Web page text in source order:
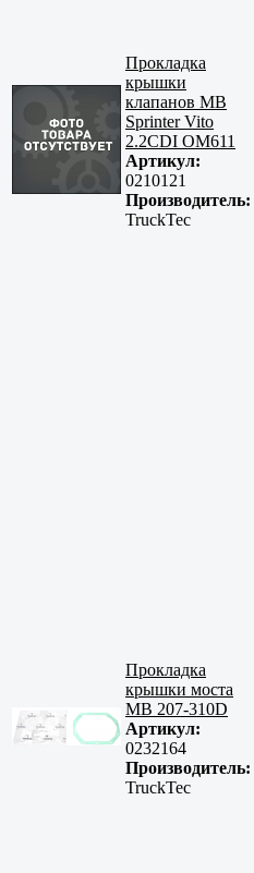
Прокладка
крышки
клапанов MB
Sprinter Vito
2.2CDI OM611
Артикул:
0210121
Производитель:
TruckTec
Прокладка
крышки моста
MB 207-310D
Артикул:
0232164
Производитель:
TruckTec